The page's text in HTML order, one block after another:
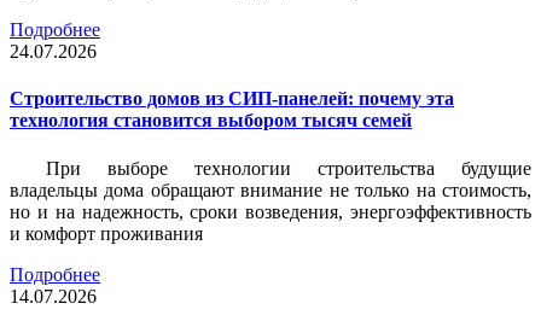
Подробнее
24.07.2026
Строительство домов из СИП-панелей: почему эта
технология становится выбором тысяч семей
При выборе технологии строительства будущие
владельцы дома обращают внимание не только на стоимость,
но и на надежность, сроки возведения, энергоэффективность
и комфорт проживания
Подробнее
14.07.2026